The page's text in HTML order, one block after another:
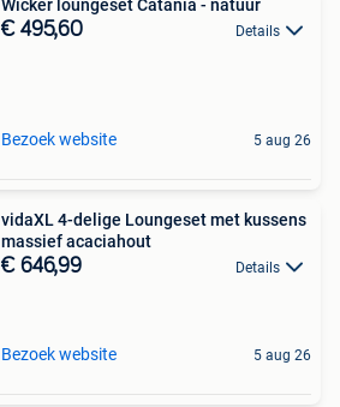
Wicker loungeset Catania - natuur
€ 495,60 Details
Bezoek website 5 aug 26
vidaXL 4-delige Loungeset met kussens
massief acaciahout
€ 646,99 Details
Bezoek website 5 aug 26